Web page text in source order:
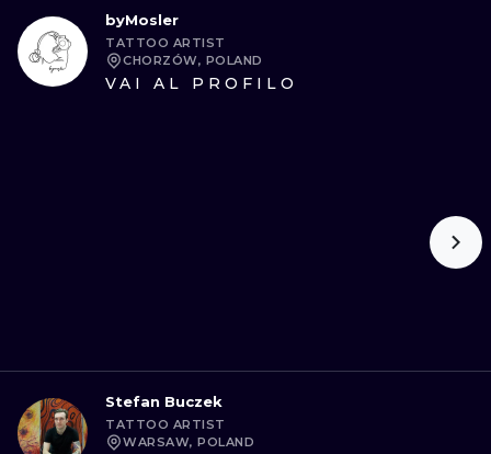
byMosler
TATTOO ARTIST
CHORZÓW, POLAND
VAI AL PROFILO
Stefan Buczek
TATTOO ARTIST
WARSAW, POLAND